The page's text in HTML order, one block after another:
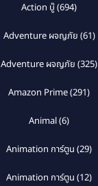
Action บู๊(694)
Adventure ผจญภัย (61)
Adventure ผจญภัย (325)
Amazon Prime(291)
Animal(6)
Animation การ์ตูน (29)
Animation การ์ตูน (12)